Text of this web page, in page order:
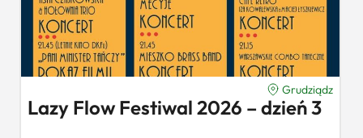
Grudziądz
Lazy Flow Festiwal 2026 – dzień 3